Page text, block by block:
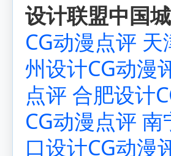
设计联盟中国
CG动漫点评 天
州设计CG动漫
点评 合肥设计
CG动漫点评 南
口设计CG动漫